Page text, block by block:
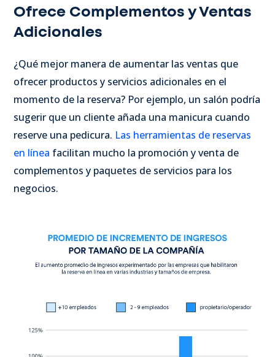
Ofrece Complementos y Ventas
Adicionales
¿Qué mejor manera de aumentar las ventas que
ofrecer productos y servicios adicionales en el
momento de la reserva? Por ejemplo, un salón podría
sugerir que un cliente añada una manicura cuando
reserve una pedicura. Las herramientas de reservas
en línea facilitan mucho la promoción y venta de
complementos y paquetes de servicios para los
negocios.